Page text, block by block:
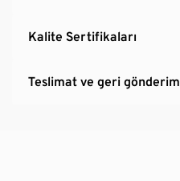
Kalite Sertifikaları
Teslimat ve geri gönderim